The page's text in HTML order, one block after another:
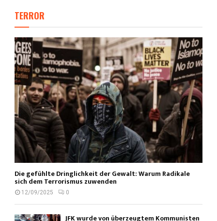
TERROR
Die gefühlte Dringlichkeit der Gewalt: Warum Radikale
sich dem Terrorismus zuwenden
12/09/2025 0
JFK wurde von überzeugtem Kommunisten